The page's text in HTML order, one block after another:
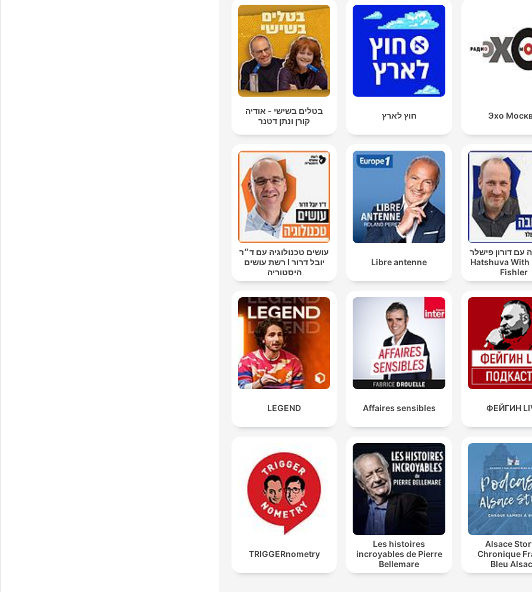
Эхо חוץ לארץ
בטלים בשישי - אודיה
קורן ונתן דטנר
עם דורון פישלר
Hatshuva With
Fishler
Libre antenne
עושים טכנולוגיה עם ד״ר
יובל דרור I רשת עושים
היסטוריה
ФЕЙГИН
Affaires sensibles
LEGEND
Alsace
Chronique
Bleu
Les histoires
incroyables de Pierre
Bellemare
TRIGGERnometry